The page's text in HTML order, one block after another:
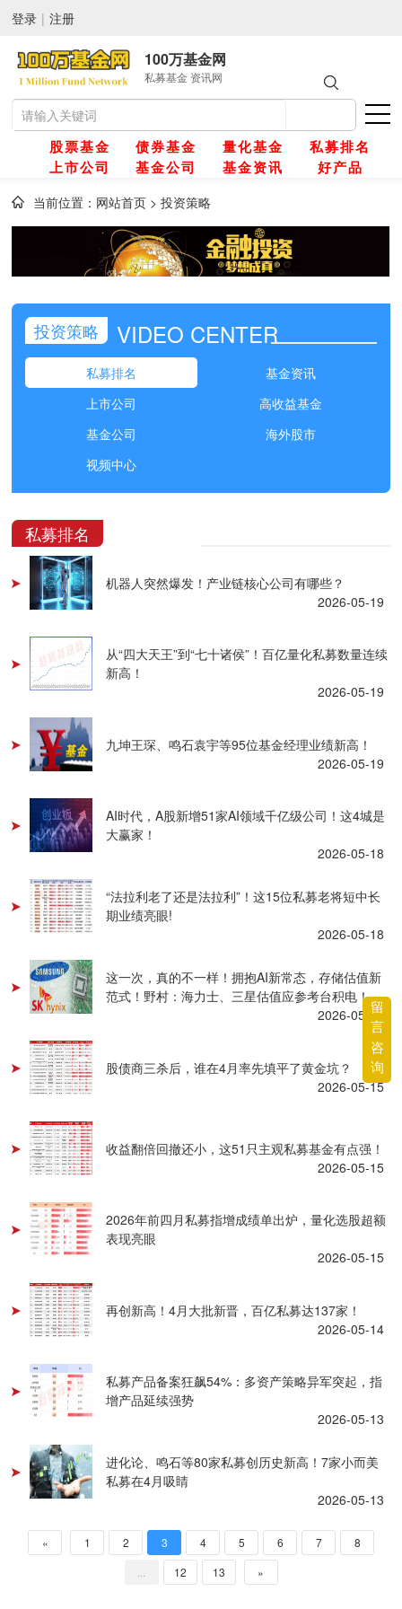
登录 | 注册
100万基金网
私募基金 资讯网
股票基金 债券基金 量化基金
私募排名
上市公司
基金公司 基金资讯 好产品
当前位置： 网站首页 >投资策略
投资策略 VIDEO CENTER
私募排名
基金资讯
上市公司
高收益基金
基金公司
海外股市
视频中心
私募排名
机器人突然爆发！产业链核心公司有哪些？
2026-05-19
从“四大天王”到“七十诸侯”！百亿量化私募数量连续
新高！
2026-05-19
九坤王琛、鸣石袁宇等95位基金经理业绩新高！
2026-05-19
AI时代，A股新增51家AI领域千亿级公司！这4城是
大赢家！
2026-05-18
“法拉利老了还是法拉利”！这15位私募老将短中长
期业绩亮眼!
2026-05-18
这一次，真的不一样！拥抱AI新常态，存储估值新
范式！野村：海力士、三星估值应参考台积电！
2026-05-18
股债商三杀后，谁在4月率先填平了黄金坑？
2026-05-15
收益翻倍回撤还小，这51只主观私募基金有点强！
2026-05-15
2026年前四月私募指增成绩单出炉，量化选股超额
表现亮眼
2026-05-15
再创新高！4月大批新晋，百亿私募达137家！
2026-05-14
私募产品备案狂飙54%：多资产策略异军突起，指
增产品延续强势
2026-05-13
进化论、鸣石等80家私募创历史新高！7家小而美
私募在4月吸睛
2026-05-13
« 1 2 3 4 5 6 7
8
12 13 »
留
言
咨
询